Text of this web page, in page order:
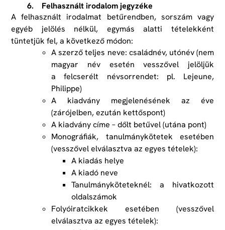
6. Felhasznált irodalom jegyzéke
A felhasznált irodalmat betűrendben, sorszám vagy
egyéb jelölés nélkül, egymás alatti tételekként
tüntetjük fel, a következő módon:
A szerző teljes neve: családnév, utónév (nem
magyar név esetén vesszővel jelöljük
a felcserélt névsorrendet: pl. Lejeune,
Philippe)
A kiadvány megjelenésének az éve
(zárójelben, ezután kettőspont)
A kiadvány címe – dőlt betűvel (utána pont)
Monográfiák, tanulmánykötetek esetében
(vesszővel elválasztva az egyes tételek):
A kiadás helye
A kiadó neve
Tanulmányköteteknél: a hivatkozott
oldalszámok
Folyóiratcikkek esetében (vesszővel
elválasztva az egyes tételek):